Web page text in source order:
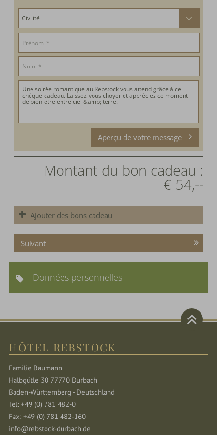
Aperçu de votre message
Montant du bon cadeau :
€ 54,--
Ajouter des bons cadeau
Suivant
Données personnelles
HÔTEL REBSTOCK
Familie Baumann
Halbgütle 30 77770 Durbach
Baden-Württemberg - Deutschland
Tel: +49 (0) 781 482-0
Fax: +49 (0) 781 482-160
info@rebstock-durbach.de